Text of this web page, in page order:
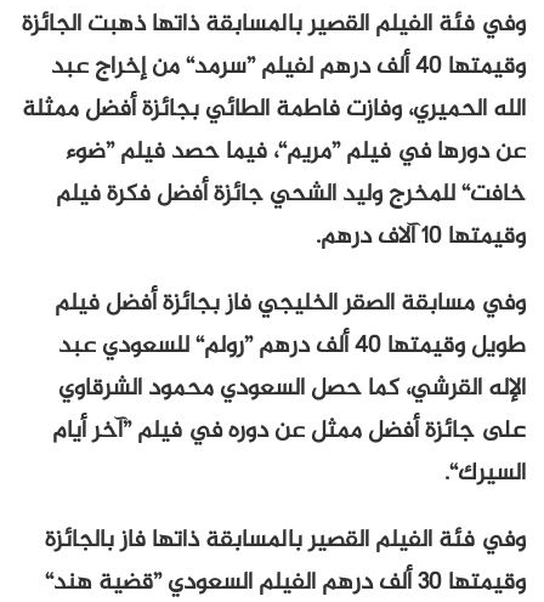
وفي فئة الفيلم القصير بالمسابقة ذاتها ذهبت الجائزة
وقيمتها 40 ألف درهم لفيلم ”سرمد“ من إخراج عبد
الله الحميري، وفازت فاطمة الطائي بجائزة أفضل ممثلة
عن دورها في فيلم ”مريم“، فيما حصد فيلم ”ضوء
خافت“ للمخرج وليد الشحي جائزة أفضل فكرة فيلم
وقيمتها 10 آلاف درهم.
وفي مسابقة الصقر الخليجي فاز بجائزة أفضل فيلم
طويل وقيمتها 40 ألف درهم ”رولم“ للسعودي عبد
الإله القرشي، كما حصل السعودي محمود الشرقاوي
على جائزة أفضل ممثل عن دوره في فيلم ”آخر أيام
السيرك“.
وفي فئة الفيلم القصير بالمسابقة ذاتها فاز بالجائزة
وقيمتها 30 ألف درهم الفيلم السعودي ”قضية هند“